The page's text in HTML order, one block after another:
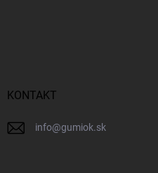
KONTAKT
info@gumiok.sk